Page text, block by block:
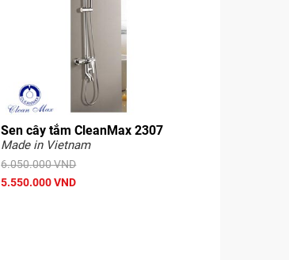
Sen cây tắm CleanMax 2307
Made in Vietnam
6.050.000 VND
5.550.000 VND